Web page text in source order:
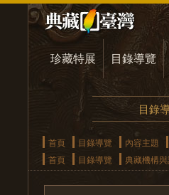
珍藏特展 目錄導覽
目錄
首頁 目錄導覽 內容主題
首頁
目錄導覽 典藏機構